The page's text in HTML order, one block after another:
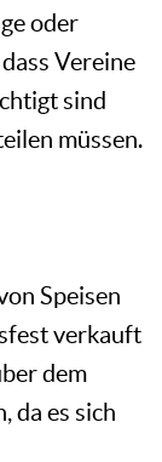
oder
Vereine
sind
müssen.
Speisen
verkauft
dem
da es sich